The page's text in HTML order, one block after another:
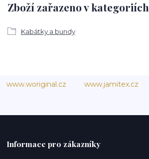
Zboží zařazeno v kategoriích
Kabátky a bundy
www.woriginal.cz www.jamitex.cz
Informace pro zákazníky